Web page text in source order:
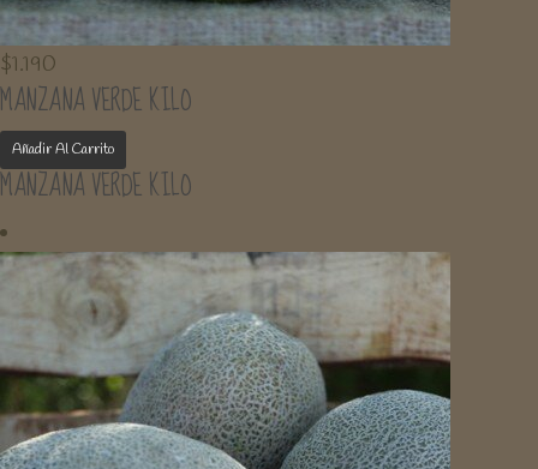
$1.190
MANZANA VERDE KILO
Añadir Al Carrito
MANZANA VERDE KILO